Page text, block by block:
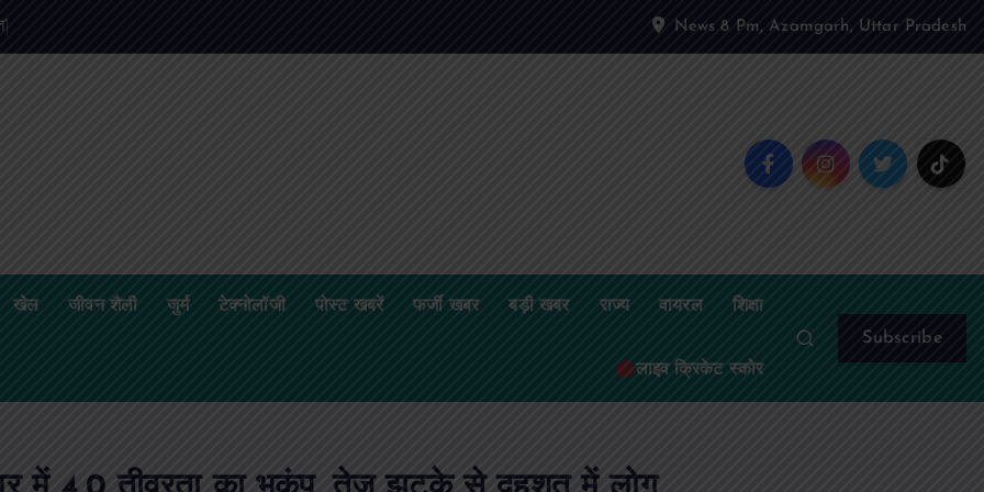
’ News 8 Pm, Azamgarh, Uttar Pradesh
खेल जीवन शैली जुर्म टेक्नोलॉजी पोस्ट खबरें फर्जी खबर बड़ी खबर राज्य वायरल शिक्षा
लाइव क्रिकेट स्कोर
Subscribe